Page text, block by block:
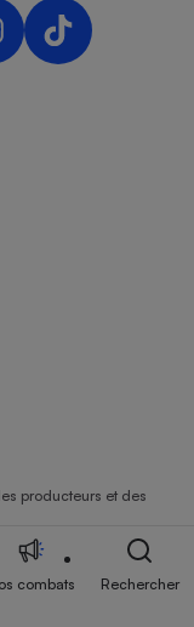
producteurs et des
combats Rechercher